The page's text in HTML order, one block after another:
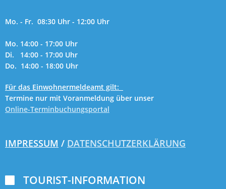
Mo. - Fr. 08:30 Uhr - 12:00 Uhr
Mo. 14:00 - 17:00 Uhr
Di. 14:00 - 17:00 Uhr
Do. 14:00 - 18:00 Uhr
Für das Einwohnermeldeamt gilt:
Termine nur mit Voranmeldung über unser
Online-Terminbuchungsportal
IMPRESSUM / DATENSCHUTZERKLÄRUNG
TOURIST-INFORMATION